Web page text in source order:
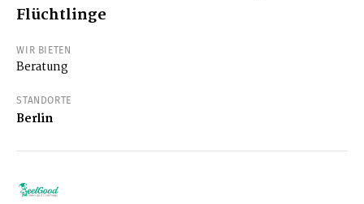
Flüchtlinge
WIR BIETEN
Beratung
STANDORTE
Berlin